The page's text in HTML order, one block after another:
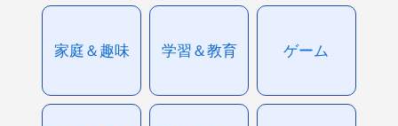
家庭＆趣味 学習＆教育 ゲーム